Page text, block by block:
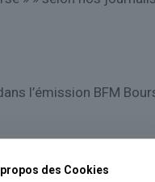
l’émission BFM
des Cookies